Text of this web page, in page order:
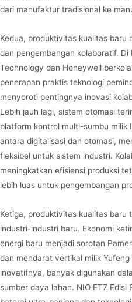
dari manufaktur tradisional ke
Kedua, produktivitas kualitas baru
dan pengembangan kolaboratif. Di
Technology dan Honeywell
penerapan praktis teknologi
menyoroti pentingnya inovasi
Lebih jauh lagi, sistem otomasi
platform kontrol multi-sumbu milik
antara digitalisasi dan otomasi,
fleksibel untuk sistem industri.
meningkatkan efisiensi produksi
lebih luas untuk pengembangan
Ketiga, produktivitas kualitas baru
industri-industri baru. Ekonomi
energi baru menjadi sorotan
dan mendarat vertikal milik
inovatifnya, banyak digunakan
sumber daya lahan. NIO ET7